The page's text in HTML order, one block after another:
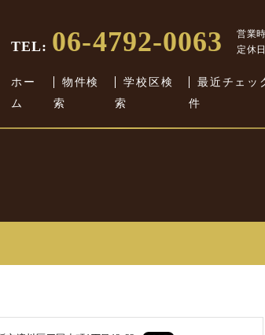
TEL: 06-4792-0063
営業
定休
ホー
ム
物件検
索
学校区検
索
最近チェッ
件